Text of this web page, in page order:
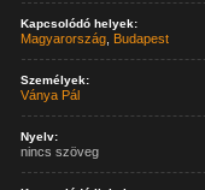
Kapcsolódó helyek:
Magyarország Budapest
Személyek:
Ványa Pál
Nyelv:
nincs szöveg